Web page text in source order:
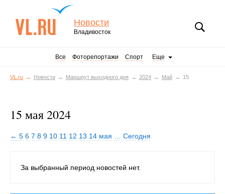
Новости
Владивосток
Все Фоторепортажи Спорт Еще
VL.ru Новости Маршрут выходного дня 2024 Май 15
15 мая 2024
← 5 6 7 8 9 10 11 12 13 14 мая Сегодня
За выбранный период новостей нет.